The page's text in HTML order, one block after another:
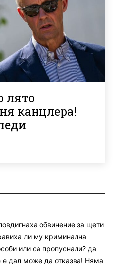
лято
канцлера!
обвинение за щети
ли му криминална
или са пропуснали? да
е дал може да отказва! Няма